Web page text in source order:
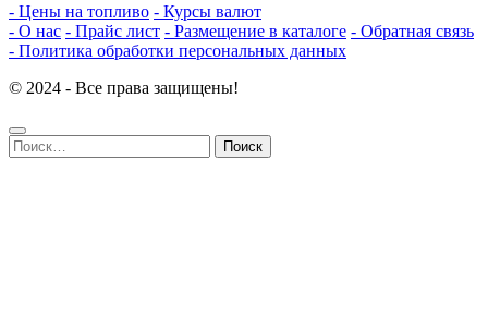
- Цены на топливо - Курсы валют
- О нас - Прайс лист - Размещение в каталоге - Обратная связь
- Политика обработки персональных данных
© 2024 - Все права защищены!
Найти: